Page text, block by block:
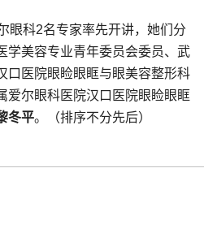
眼科2名专家率先开讲，她们分
学美容专业青年委员会委员、武
口医院眼睑眼眶与眼美容整形科
爱尔眼科医院汉口医院眼睑眼眶
冬平。（排序不分先后）